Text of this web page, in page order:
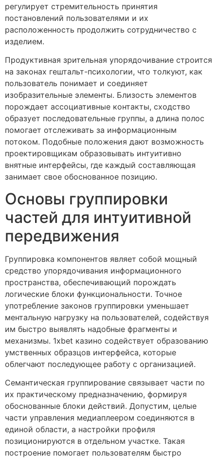
регулирует стремительность принятия
постановлений пользователями и их
расположенность продолжить сотрудничество с
изделием.
Продуктивная зрительная упорядочивание строится
на законах гештальт-психологии, что толкуют, как
пользователь понимает и соединяет
изобразительные элементы. Близость элементов
порождает ассоциативные контакты, сходство
образует последовательные группы, а длина полос
помогает отслеживать за информационным
потоком. Подобные положения дают возможность
проектировщикам образовывать интуитивно
внятные интерфейсы, где каждый составляющая
занимает свое обоснованное позицию.
Основы группировки
частей для интуитивной
передвижения
Группировка компонентов являет собой мощный
средство упорядочивания информационного
пространства, обеспечивающий порождать
логические блоки функциональности. Точное
употребление законов группировки уменьшает
ментальную нагрузку на пользователей, содействуя
им быстро выявлять надобные фрагменты и
механизмы. 1xbet казино содействует образованию
умственных образцов интерфейса, которые
облегчают последующее работу с организацией.
Семантическая группирование связывает части по
их практическому предназначению, формируя
обоснованные блоки действий. Допустим, целые
части управления медиаплеером соединяются в
единой области, а настройки профиля
позиционируются в отдельном участке. Такая
построение помогает пользователям быстро